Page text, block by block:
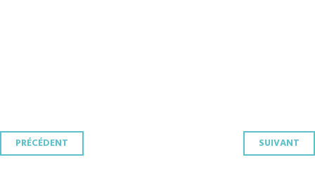
Navigation
PRÉCÉDENT SUIVANT